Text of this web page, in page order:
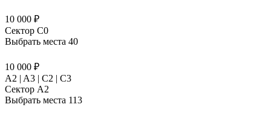
10 000 ₽
Сектор C0
Выбрать места 40
10 000 ₽
A2 | A3 | C2 | C3
Сектор A2
Выбрать места 113